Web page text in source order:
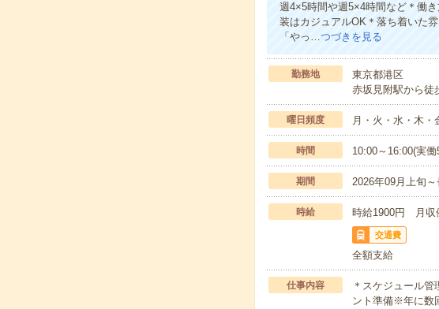
週4×5時間や週5×4時間など＊働
装はカジュアルOK＊落ち着いた
「やっ…つづきを見る
勤務地
東京都港区
赤坂見附駅から徒
曜日頻度 月・火・水・木
時間 10:00～16:00(実
期間 2026年09月上旬
時給 時給1900円 月収
交通費
全額支給
仕事内容
＊スケジュール
ント準備※年に数